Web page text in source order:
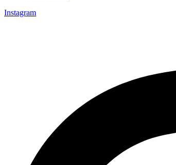
Instagram